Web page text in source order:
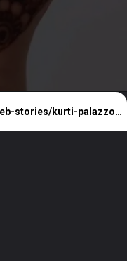
https://khabarilal.net/web-stories/kurti-palazzo-sets-best-for-office-meeting/